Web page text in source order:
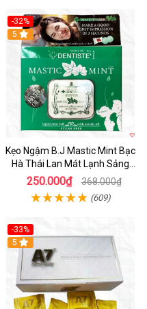
-32%
5
Kẹo Ngậm B.J Mastic Mint Bạc
Hà Thái Lan Mát Lạnh Sảng
Khoái
250.000₫ 368.000₫
(609)
-33%
5